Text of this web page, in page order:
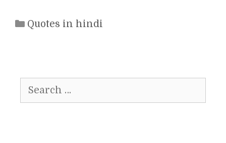
Categories
Quotes in hindi
for: